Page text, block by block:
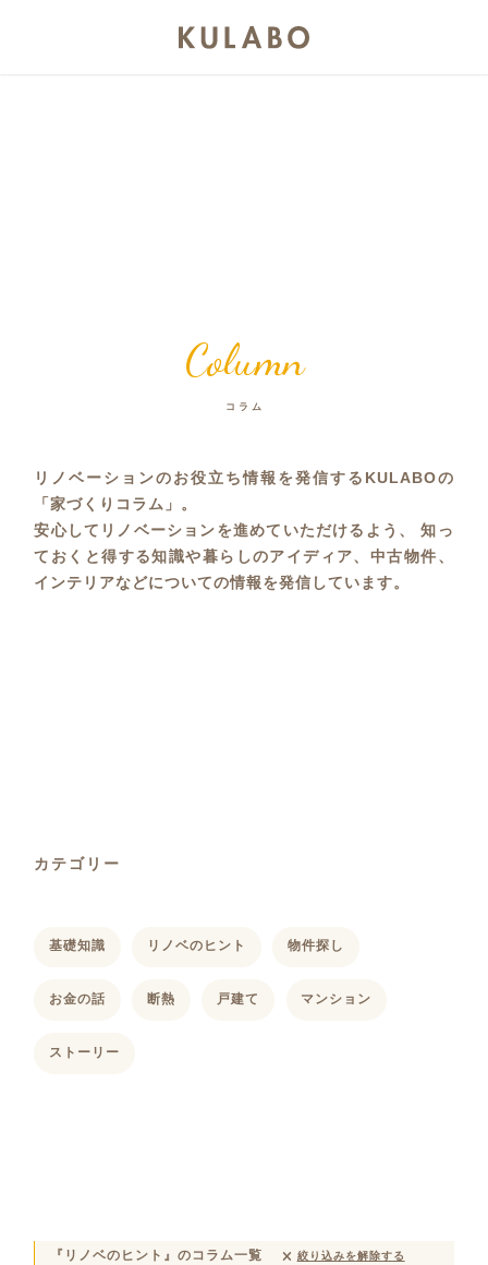
Column
コラム
リノベーションのお役立ち情報を発信するKULABOの
「家づくりコラム」。
安心してリノベーションを進めていただけるよう、 知っ
ておくと得する知識や暮らしのアイディア、中古物件、
インテリアなどについての情報を発信しています。
カテゴリー
基礎知識 リノベのヒント 物件探し
お金の話 断熱 戸建て マンション
ストーリー
『リノベのヒント』のコラム一覧 絞り込みを解除する